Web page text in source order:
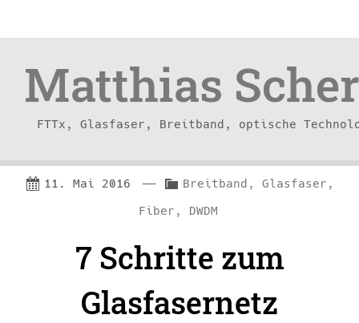
Skip
Skip
Matthias
FTTx, Glasfaser, Breitband, optische
11. Mai 2016 —
a
e
o
Breitband, Glasfaser,
Fiber, DWDM
7 Schritte zum
Glasfasernetz